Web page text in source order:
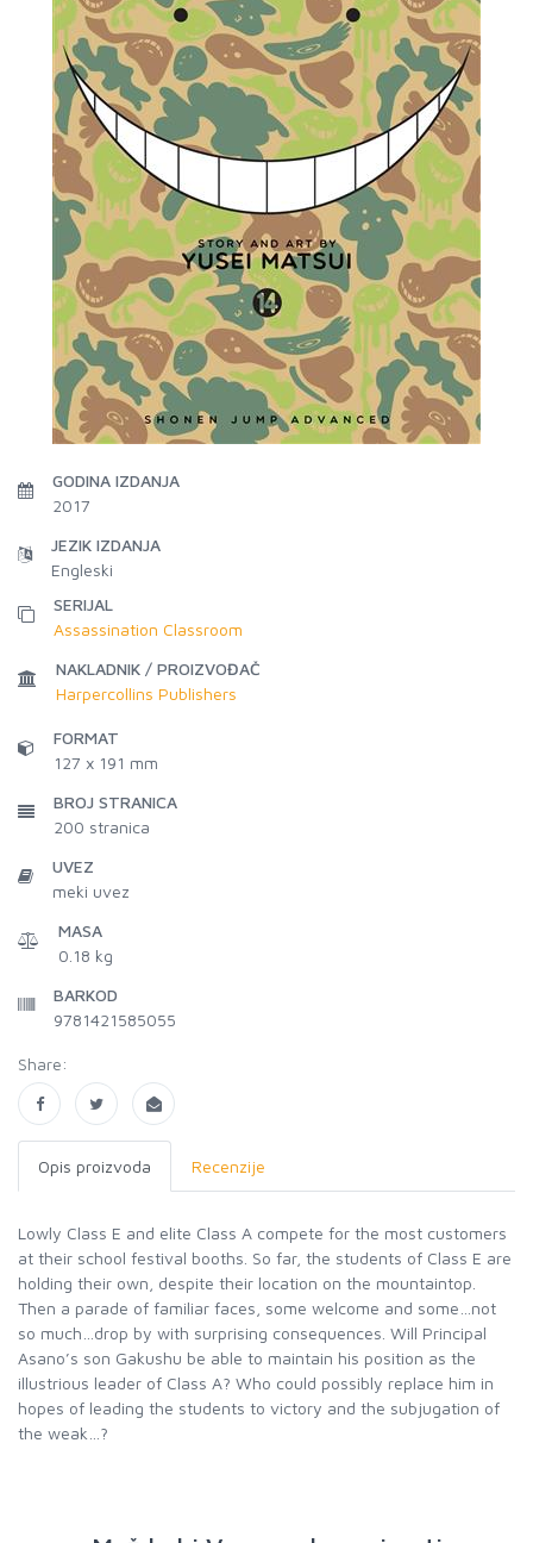
GODINA IZDANJA
2017
JEZIK IZDANJA
Engleski
SERIJAL
Assassination Classroom
NAKLADNIK / PROIZVOĐAČ
Harpercollins Publishers
FORMAT
127 x 191 mm
BROJ STRANICA
200 stranica
UVEZ
meki uvez
MASA
0.18 kg
BARKOD
9781421585055
Share:
Opis proizvoda Recenzije
Lowly Class E and elite Class A compete for the most customers
at their school festival booths. So far, the students of Class E are
holding their own, despite their location on the mountaintop.
Then a parade of familiar faces, some welcome and some…not
so much…drop by with surprising consequences. Will Principal
Asano’s son Gakushu be able to maintain his position as the
illustrious leader of Class A? Who could possibly replace him in
hopes of leading the students to victory and the subjugation of
the weak…?